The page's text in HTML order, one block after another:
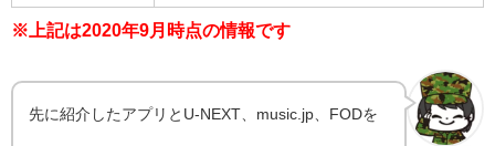
※上記は2020年9月時点の情報です
先に紹介したアプリとU-NEXT、music.jp、FODを